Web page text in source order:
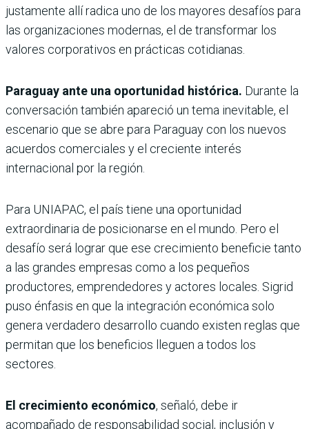
justamente allí radica uno de los mayores desafíos para
las organizaciones modernas, el de transformar los
valores corporativos en prácticas cotidianas.
Paraguay ante una oportunidad histórica. Durante la
conversación también apareció un tema inevitable, el
escenario que se abre para Paraguay con los nuevos
acuerdos comerciales y el creciente interés
internacional por la región.
Para UNIAPAC, el país tiene una oportunidad
extraordinaria de posicionarse en el mundo. Pero el
desafío será lograr que ese crecimiento beneficie tanto
a las grandes empresas como a los pequeños
productores, emprendedores y actores locales. Sigrid
puso énfasis en que la integración económica solo
genera verdadero desarrollo cuando existen reglas que
permitan que los beneficios lleguen a todos los
sectores.
El crecimiento económico, señaló, debe ir
acompañado de responsabilidad social, inclusión y